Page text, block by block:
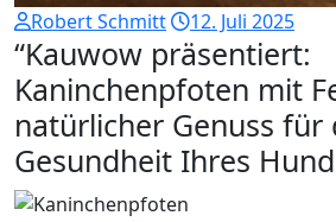
Robert Schmitt 12. Juli 2025
“Kauwow präsentiert:
Kaninchenpfoten mit
natürlicher Genuss für
Gesundheit Ihres